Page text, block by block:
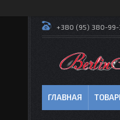
+380 (95) 380-99-
ГЛАВНАЯ